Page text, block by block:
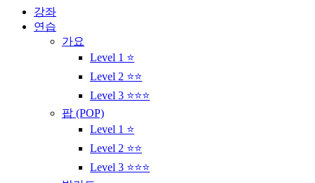
강좌
연습
가요
Level 1 ⭐
Level 2 ⭐⭐
Level 3 ⭐⭐⭐
팝 (POP)
Level 1 ⭐
Level 2 ⭐⭐
Level 3 ⭐⭐⭐